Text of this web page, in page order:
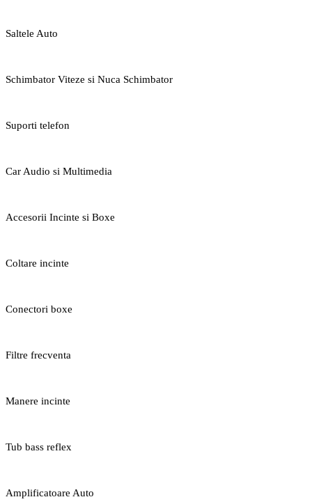
Saltele Auto
Schimbator Viteze si Nuca Schimbator
Suporti telefon
Car Audio si Multimedia
Accesorii Incinte si Boxe
Coltare incinte
Conectori boxe
Filtre frecventa
Manere incinte
Tub bass reflex
Amplificatoare Auto